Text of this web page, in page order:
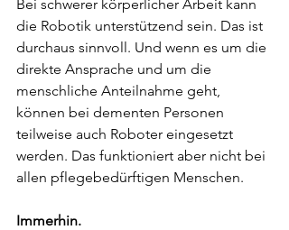
Bei schwerer körperlicher Arbeit kann
die Robotik unterstützend sein. Das ist
durchaus sinnvoll. Und wenn es um die
direkte Ansprache und um die
menschliche Anteilnahme geht,
können bei dementen Personen
teilweise auch Roboter eingesetzt
werden. Das funktioniert aber nicht bei
allen pflegebedürftigen Menschen.
Immerhin.